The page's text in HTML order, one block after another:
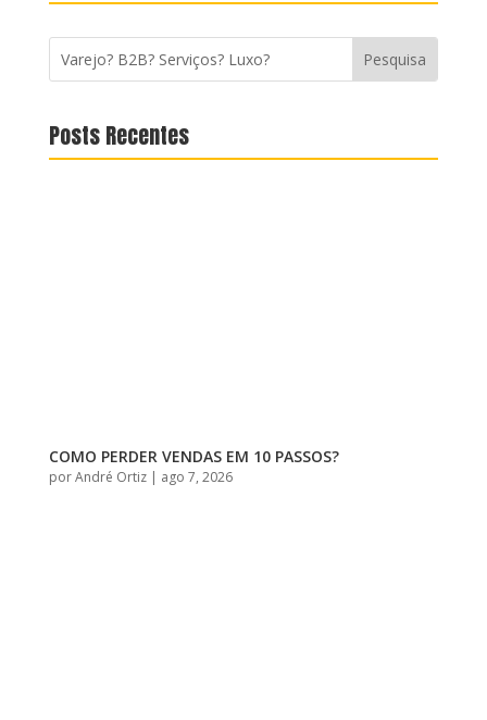
Posts Recentes
COMO PERDER VENDAS EM 10 PASSOS?
porAndré Ortiz| ago 7, 2026